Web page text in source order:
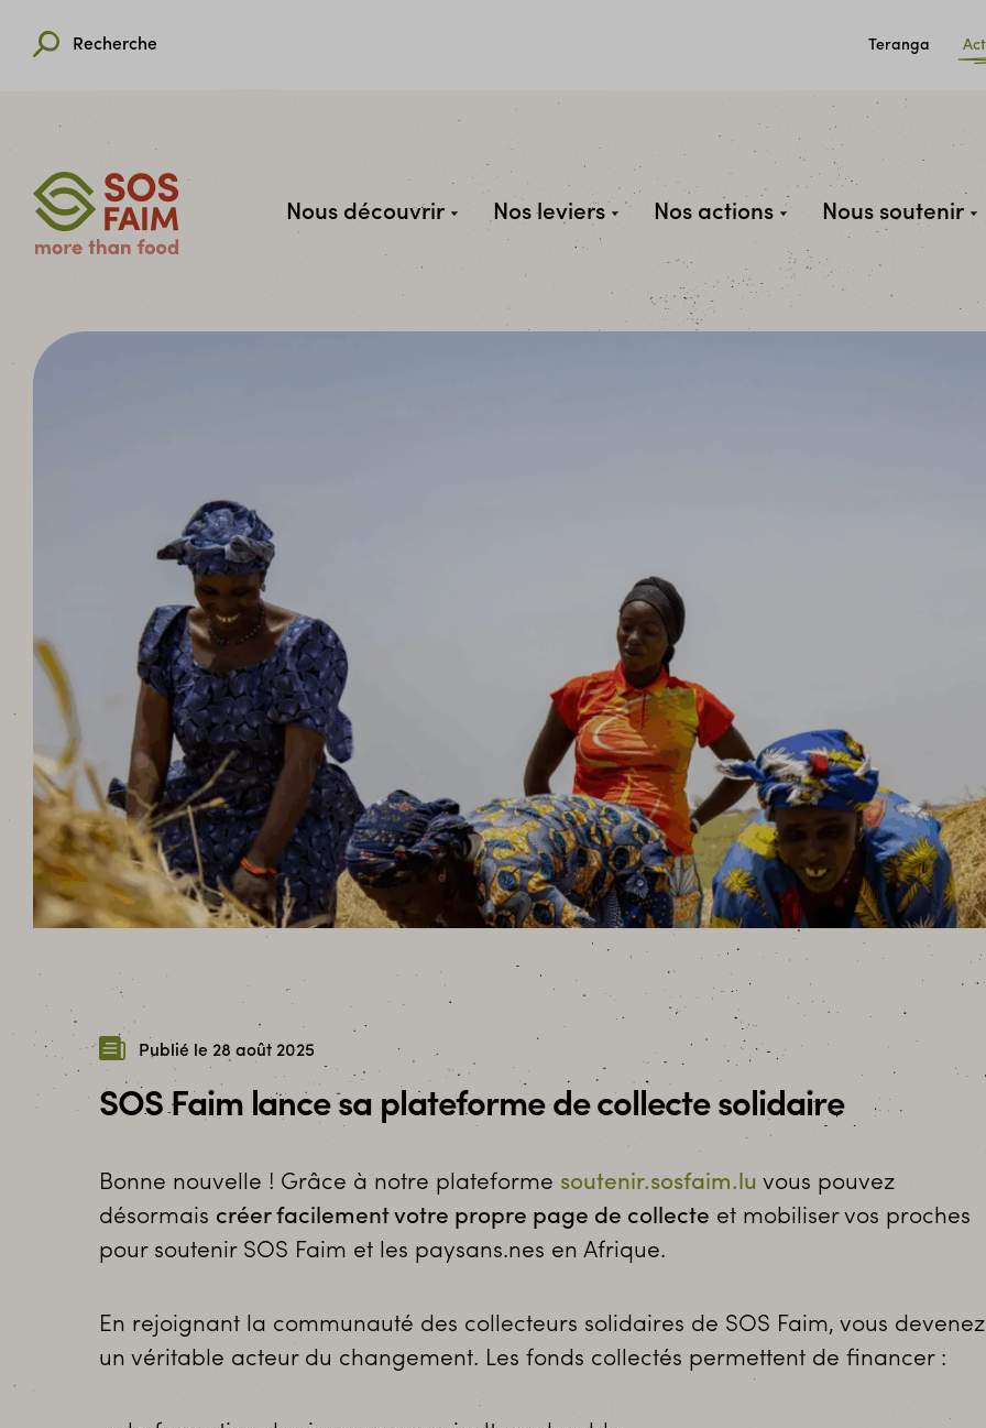
Recherche Teranga
Nous découvrir Nos leviers Nos actions Nous soutenir
Publié le 28 août 2025
SOS Faim lance sa plateforme de collecte solidaire
Bonne nouvelle ! Grâce à notre plateforme soutenir.sosfaim.lu vous pouvez
désormais créer facilement votre propre page de collecte et mobiliser vos proches
pour soutenir SOS Faim et les paysans.nes en Afrique.
En rejoignant la communauté des collecteurs solidaires de SOS Faim, vous devenez
un véritable acteur du changement. Les fonds collectés permettent de financer :